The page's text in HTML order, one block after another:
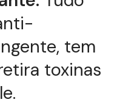
tem
toxinas